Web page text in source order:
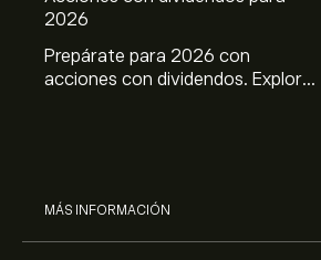
2026
Prepárate para 2026 con
acciones con dividendos. Explora
MÁS INFORMACIÓN